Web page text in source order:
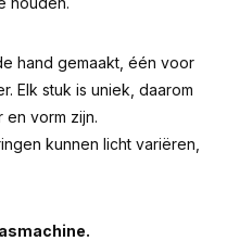
hand gemaakt, één voor
Elk stuk is uniek, daarom
en vorm zijn.
kunnen licht variëren,